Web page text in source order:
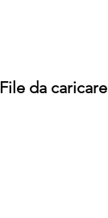
File da caricare